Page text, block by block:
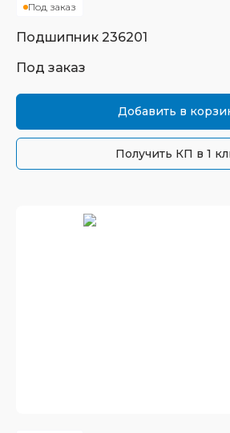
Под заказ
Подшипник 236201
Под заказ
Добавить в
Получить КП в 1